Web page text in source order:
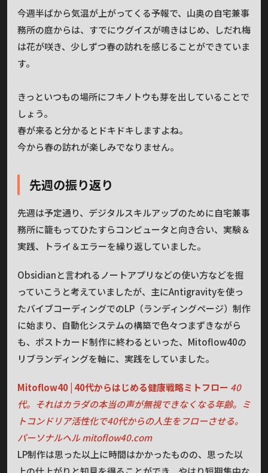
今週半ばから気温が上がってくる予報で、山奥の自宅兼事
務所の庭からは、すでにウグイスが鳴きはじめ、しだれ梅
は花が咲き、少しずつ春の訪れを感じることができていま
す。
きっといつもの場所にフキノトウも芽を出していることで
しょう。
春が来ると分かるとドキドキしますよね。
今から春の訪れが楽しみでなりません。
先週の振り返り
先週は予定通り、デジタルスキルアップのために自宅兼事
務所に籠もってひたすらコンピュータと向き合い、実験＆
実践、トライ＆エラーを繰り返していました。
Obsidianと言われるノートアプリなどの使い方などを掘
っていこうと考えていましたが、主にAntigravityを使っ
たバイブコーディングでのLP（ランディングページ）制作
に始まり、自動化システムの構築で色々つまずきながら
も、ポストカード制作に終わるといった、Mitoflow40の
リブランディングを軸に、実践をしていました。
Mitoflow40 | 40代からはじめる健康戦略ミトフロー 40
代。それはカラダの本当の声が無視できなくなる年齢。ミ
トコンドリア活性化で40代からの人生をフローさせる。
パーソナルヘルmitoflow40.com
LP制作は思った以上に時間はかかったものの、思った以